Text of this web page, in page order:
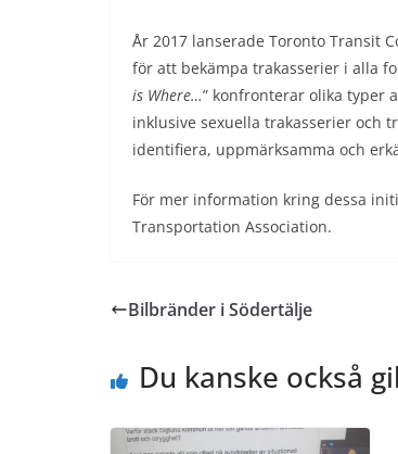
År 2017 lanserade Toronto Transit
för att bekämpa trakasserier i alla
is Where…” konfronterar olika typer
inklusive sexuella trakasserier och
identifiera, uppmärksamma och
För mer information kring dessa
Transportation Association.
Bilbränder i Södertälje
Du kanske också